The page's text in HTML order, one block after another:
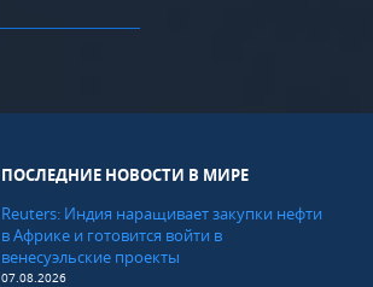
ПОСЛЕДНИЕ НОВОСТИ В МИРЕ
Reuters: Индия наращивает закупки нефти
в Африке и готовится войти в
венесуэльские проекты
07.08.2026